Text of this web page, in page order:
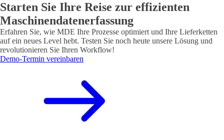
Starten Sie Ihre Reise zur effizienten
Maschinendatenerfassung
Erfahren Sie, wie MDE Ihre Prozesse optimiert und Ihre Lieferketten
auf ein neues Level hebt. Testen Sie noch heute unsere Lösung und
revolutionieren Sie Ihren Workflow!
Demo-Termin vereinbaren